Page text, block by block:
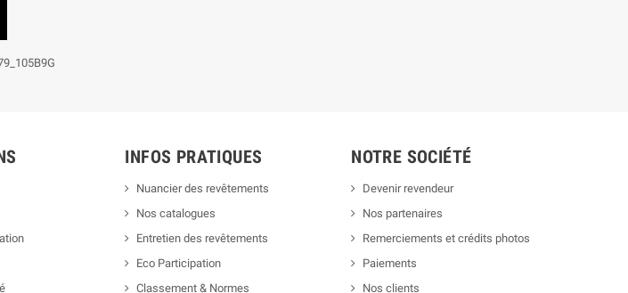
INFOS PRATIQUES
Nuancier des revêtements
Nos catalogues
Entretien des revêtements
Eco Participation
Classement & Normes
NOTRE SOCIÉTÉ
Devenir revendeur
Nos partenaires
Remerciements et crédits photos
Paiements
Nos clients